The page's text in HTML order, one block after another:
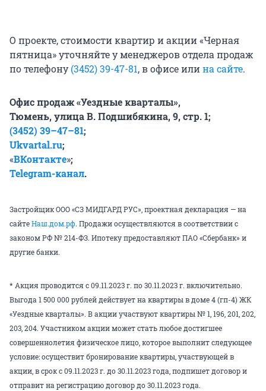
О проекте, стоимости квартир и акции «Черная
пятница» уточняйте у менеджеров отдела продаж
по телефону(3452) 39-47-81, в офисе илина сайте.
Офис продаж «Уездные кварталы»,
Тюмень, улица В. Подшибякина, 9, стр. 1;
(3452) 39–47–81;
Ukvartal.ru;
«ВКонтакте»;
Telegram-канал.
Застройщик ООО «СЗ МИДГАРД РУС», проектная декларация — на
сайтеНаш.дом.рф. Продажи осуществляются в соответствии с
законом РФ № 214-ФЗ. Ипотеку предоставляют ПАО «Сбербанк» и
другие банки.
* Акция проводится с 09.11.2023 г. по 30.11.2023 г. включительно.
Выгода 1 500 000 рублей действует на квартиры в доме 4 (гп-4) ЖК
«Уездные кварталы». В акции участвуют квартиры № 1, 196, 201, 202,
203, 204. Участником акции может стать любое достигшее
совершеннолетия физическое лицо, которое выполнит следующее
условие: осуществит бронирование квартиры, участвующей в
акции, в срок с 09.11.2023 г. до 30.11.2023 года, подпишет договор и
отправит на регистрацию договор до 30.11.2023 года.